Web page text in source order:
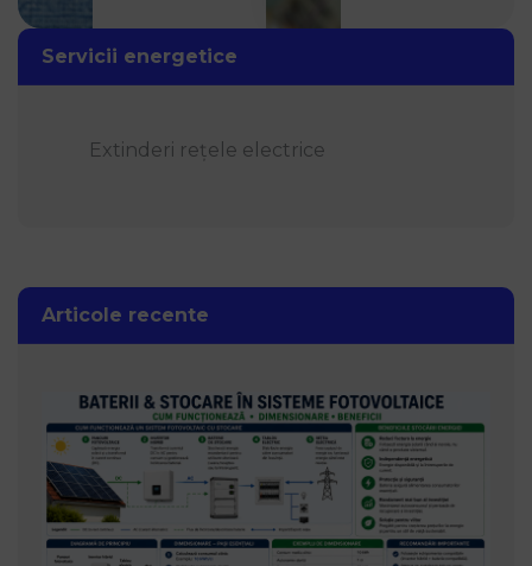
Servicii energetice
Extinderi rețele electrice
Articole recente